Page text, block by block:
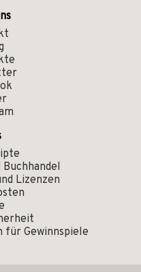
Lizenzen
für Gewinnspiele